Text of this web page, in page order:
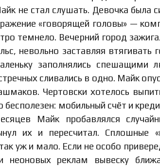
не стал слушать. Девочка была
«говорящей головы» —
темнело. Вечерний город
невольно заставляя втягивать
заполнялись спешащими
сливались в одно. Майк
Чертовски хотелось
мобильный счёт и
Майк пробавлялся
их и пересчитал. Сплошные
уж и мало. Если не особо
неоновых реклам вывеску